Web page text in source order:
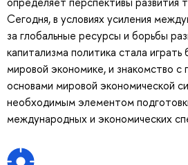
Сегодня, в условиях усиления
за глобальные ресурсы и борьбы
капитализма политика стала
мировой экономике, и знакомство с
основами мировой экономической
необходимым элементом
международных и экономических